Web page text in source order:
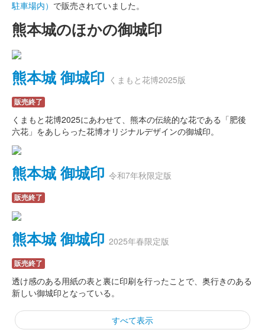
駐車場内） で販売されていました。
熊本城のほかの御城印
熊本城 御城印 くまもと花博2025版
販売終了
くまもと花博2025にあわせて、熊本の伝統的な花である「肥後
六花」をあしらった花博オリジナルデザインの御城印。
熊本城 御城印 令和7年秋限定版
販売終了
熊本城 御城印 2025年春限定版
販売終了
透け感のある用紙の表と裏に印刷を行ったことで、奥行きのある
新しい御城印となっている。
すべて表示